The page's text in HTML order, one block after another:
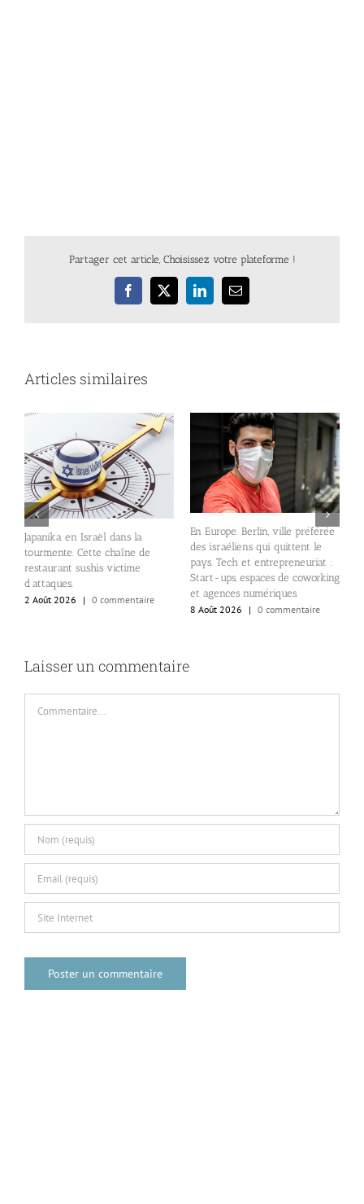
Partager cet article, Choisissez votre plateforme !
Facebook
X LinkedInEmail
Articles similaires
Japanika en Israël dans la
tourmente. Cette chaîne de
restaurant sushis victime
d’attaques.
2 Août 2026
| 0 commentaire
En Europe. Berlin, ville préférée
des israéliens qui quittent le
pays. Tech et entrepreneuriat :
Start-ups, espaces de coworking
et agences numériques.
8 Août 2026
| 0 commentaire
Laisser un commentaire